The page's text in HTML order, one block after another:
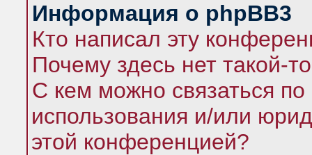
Информация о phpBB3
Кто написал эту
Почему здесь нет такой-
С кем можно связаться по
использования и/или
этой конференцией?